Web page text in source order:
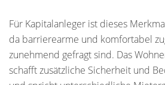
Für Kapitalanleger ist dieses
da barrierearme und komfortabel
zunehmend gefragt sind. Das
schafft zusätzliche Sicherheit und